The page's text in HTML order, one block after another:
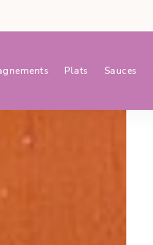
Plats Sauces